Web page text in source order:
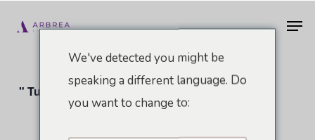
" Tutti gli Eventi
We've detected you might be
speaking a different language. Do
you want to change to: